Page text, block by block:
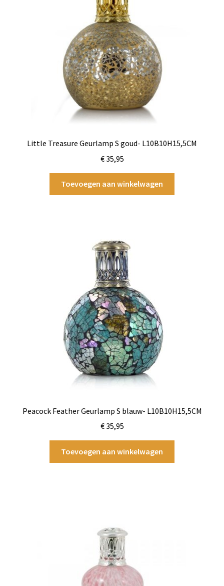
Little Treasure Geurlamp S goud- L10B10H15,5CM
€35,95
Toevoegen aan winkelwagen
Peacock Feather Geurlamp S blauw- L10B10H15,5CM
€35,95
Toevoegen aan winkelwagen